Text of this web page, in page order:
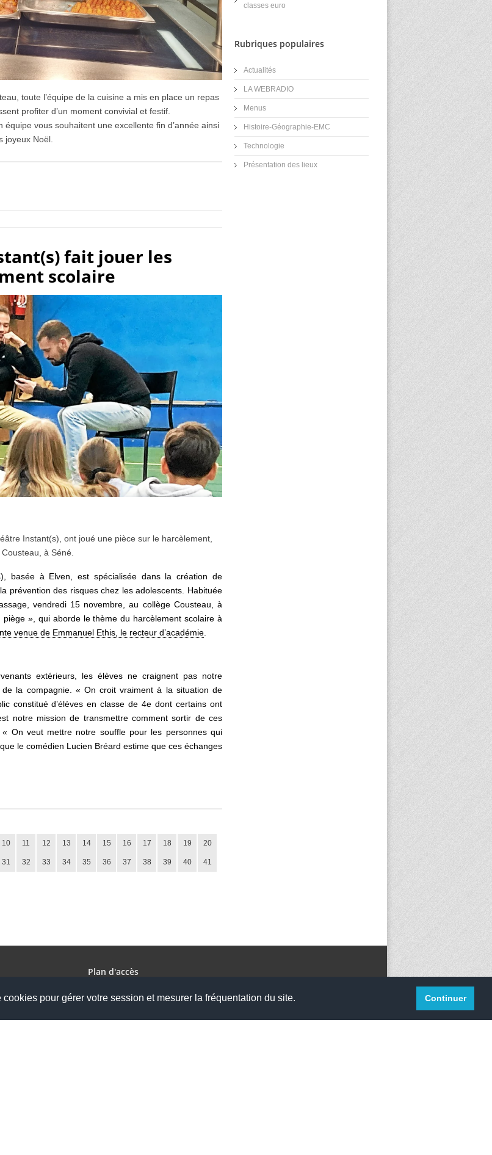
pour gérer votre session et mesurer la fréquentation du site. Continuer
toute l’équipe de la cuisine a mis en place un repas
profiter d’un moment convivial et festif.
vous souhaitent une excellente fin d’année ainsi
joyeux Noël.
fait jouer les
scolaire
Instant(s), ont joué une pièce sur le harcèlement,
à Séné.
basée à Elven, est spécialisée dans la création de
prévention des risques chez les adolescents. Habituée
vendredi 15 novembre, au collège Cousteau, à
», qui aborde le thème du harcèlement scolaire à
venue de Emmanuel Ethis, le recteur d’académie.
extérieurs, les élèves ne craignent pas notre
la compagnie. « On croit vraiment à la situation de
constitué d’élèves en classe de 4e dont certains ont
notre mission de transmettre comment sortir de ces
On veut mettre notre souffle pour les personnes qui
le comédien Lucien Bréard estime que ces échanges
10 11 12 13 14 15 16 17 18 19 20
31 32 33 34 35 36 37 38 39 40 41
classes euro
Rubriques populaires
Actualités
LA WEBRADIO
Menus
Histoire-Géographie-EMC
Technologie
Présentation des lieux
Plan d'accès